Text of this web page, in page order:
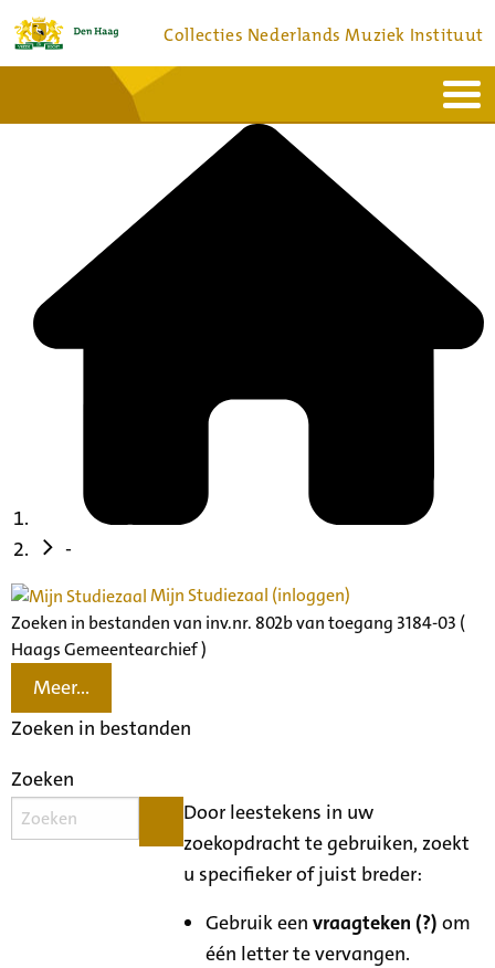
Collecties Nederlands Muziek Instituut
Bronnen en collecties
-
Mijn Studiezaal (inloggen)
Zoeken in bestanden van inv.nr. 802b van toegang 3184-03 (
Haags Gemeentearchief )
Meer...
Zoeken in bestanden
Zoeken
Door leestekens in uw
zoekopdracht te gebruiken, zoekt
u specifieker of juist breder:
Gebruik eenvraagteken (?) om
één letter te vervangen.